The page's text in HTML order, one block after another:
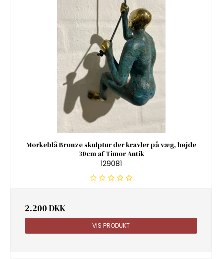
Mørkeblå Bronze skulptur der kravler på væg, højde
30cm af Timor Antik
129081
2.200 DKK
VIS PRODUKT